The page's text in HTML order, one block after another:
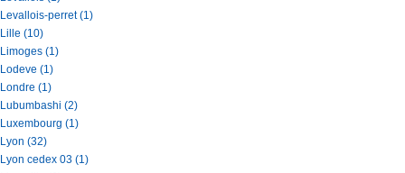
Levallois-perret (1)
Lille (10)
Limoges (1)
Lodeve (1)
Londre (1)
Lubumbashi (2)
Luxembourg (1)
Lyon (32)
Lyon cedex 03 (1)